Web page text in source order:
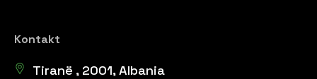
Kontakt
Tiranë , 2001, Albania